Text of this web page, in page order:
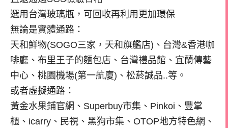
選用台灣玻璃瓶，可回收再利用更加環保
無論是實體通路：
天和鮮物(SOGO三家，天和旗艦店)、台灣&香港咖
啡廳、布里王子的麵包店、台灣禮品館、宜蘭傳藝
中心、桃園機場(第一航廈)、松菸誠品..等。
或者虛擬通路：
黃金水果鋪官網、Superbuy市集、Pinkoi、豐掌
櫃、icarry、民視、黑狗市集、OTOP地方特色網、